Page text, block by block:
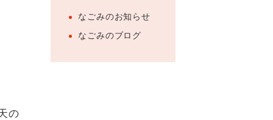
の
なごみのお知らせ
なごみのブログ